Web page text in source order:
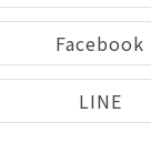
Facebook
LINE